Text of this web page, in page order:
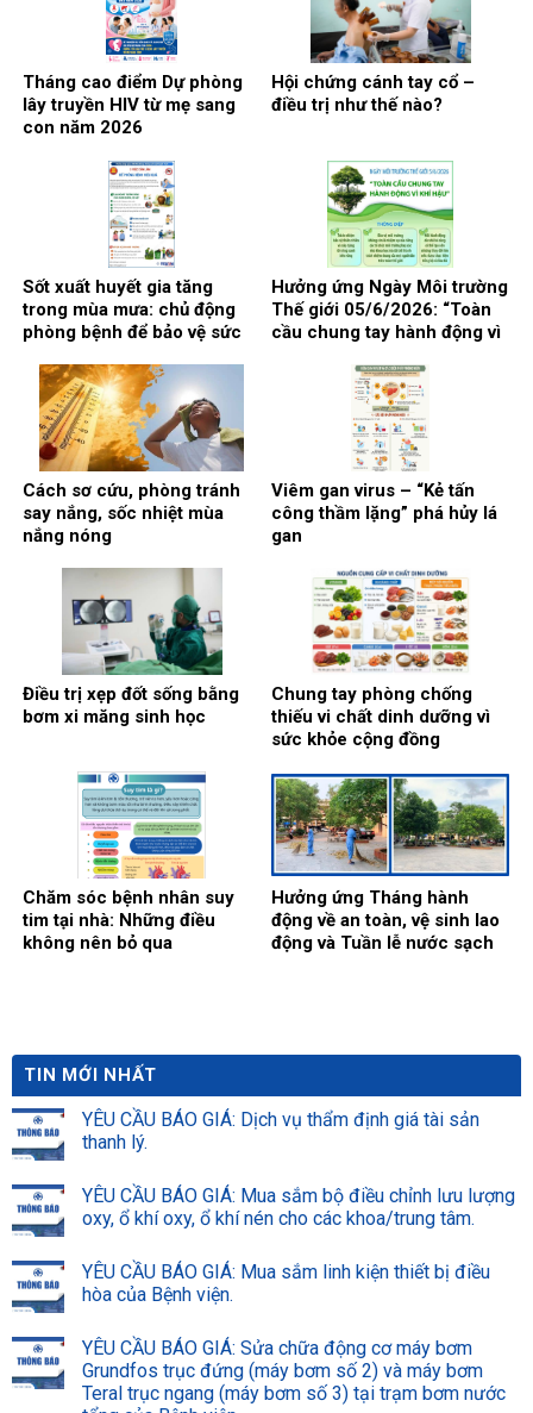
Tháng cao điểm Dự phòng
lây truyền HIV từ mẹ sang
con năm 2026
Hội chứng cánh tay cổ –
điều trị như thế nào?
Sốt xuất huyết gia tăng
trong mùa mưa: chủ động
phòng bệnh để bảo vệ sức
Hưởng ứng Ngày Môi trường
Thế giới 05/6/2026: “Toàn
cầu chung tay hành động vì
Cách sơ cứu, phòng tránh
say nắng, sốc nhiệt mùa
nắng nóng
Viêm gan virus – “Kẻ tấn
công thầm lặng” phá hủy lá
gan
Điều trị xẹp đốt sống bằng
bơm xi măng sinh học
Chung tay phòng chống
thiếu vi chất dinh dưỡng vì
sức khỏe cộng đồng
Chăm sóc bệnh nhân suy
tim tại nhà: Những điều
không nên bỏ qua
Hưởng ứng Tháng hành
động về an toàn, vệ sinh lao
động và Tuần lễ nước sạch
TIN MỚI NHẤT
YÊU CẦU BÁO GIÁ: Dịch vụ thẩm định giá tài sản
thanh lý.
YÊU CẦU BÁO GIÁ: Mua sắm bộ điều chỉnh lưu lượng
oxy, ổ khí oxy, ổ khí nén cho các khoa/trung tâm.
YÊU CẦU BÁO GIÁ: Mua sắm linh kiện thiết bị điều
hòa của Bệnh viện.
YÊU CẦU BÁO GIÁ: Sửa chữa động cơ máy bơm
Grundfos trục đứng (máy bơm số 2) và máy bơm
Teral trục ngang (máy bơm số 3) tại trạm bơm nước